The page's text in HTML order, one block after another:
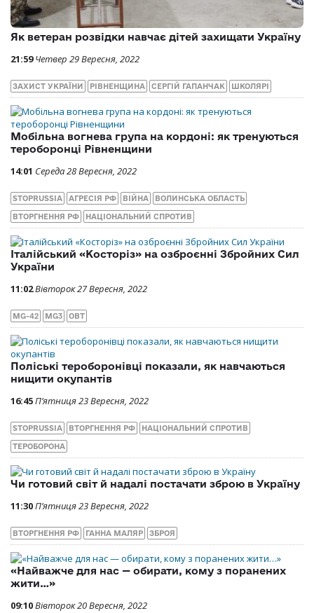
Як ветеран розвідки навчає дітей захищати Україну
21:59 Четвер 29 Вересня, 2022
ЗАХИСТ УКРАЇНИ РІВНЕНЩИНА СЕРГІЙ ГАПАНЧАК ШКОЛЯРІ
Мобільна вогнева група на кордоні: як тренуються
тероборонці Рівненщини
14:01 Середа 28 Вересня, 2022
STOPRUSSIA АГРЕСІЯ РФ ВІЙНА ВОЛИНСЬКА ОБЛАСТЬ
ВТОРГНЕННЯ РФ НАЦІОНАЛЬНИЙ СПРОТИВ
Італійський «Косторіз» на озброєнні Збройних Сил
України
11:02Вівторок 27 Вересня, 2022
MG-42 MG3 ОВТ
Поліські тероборонівці показали, як навчаються
нищити окупантів
16:45П’ятниця 23 Вересня, 2022
STOPRUSSIA ВТОРГНЕННЯ РФ НАЦІОНАЛЬНИЙ СПРОТИВ
ТЕРОБОРОНА
Чи готовий світ й надалі постачати зброю в Україну
11:30П’ятниця 23 Вересня, 2022
ВТОРГНЕННЯ РФ ГАННА МАЛЯР ЗБРОЯ
«Найважче для нас — обирати, кому з поранених
жити…»
09:10Вівторок 20 Вересня, 2022